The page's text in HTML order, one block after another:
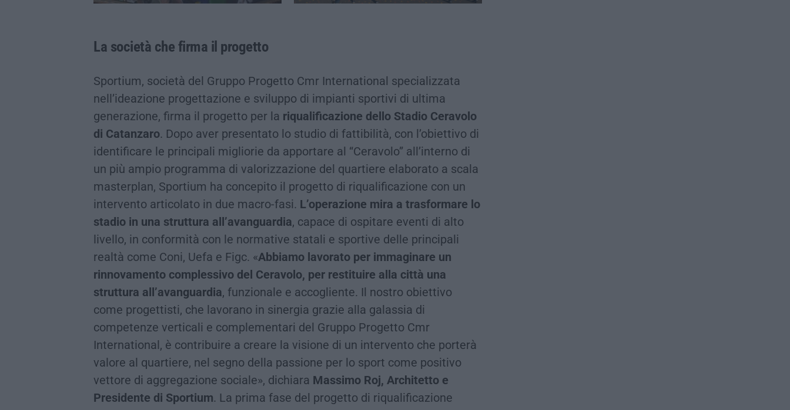
La società che firma il progetto
Sportium, società del Gruppo Progetto Cmr International specializzata
nell’ideazione progettazione e sviluppo di impianti sportivi di ultima
generazione, firma il progetto per la riqualificazione dello Stadio Ceravolo
di Catanzaro. Dopo aver presentato lo studio di fattibilità, con l’obiettivo di
identificare le principali migliorie da apportare al “Ceravolo” all’interno di
un più ampio programma di valorizzazione del quartiere elaborato a scala
masterplan, Sportium ha concepito il progetto di riqualificazione con un
intervento articolato in due macro-fasi. L’operazione mira a trasformare lo
stadio in una struttura all’avanguardia, capace di ospitare eventi di alto
livello, in conformità con le normative statali e sportive delle principali
realtà come Coni, Uefa e Figc. «Abbiamo lavorato per immaginare un
rinnovamento complessivo del Ceravolo, per restituire alla città una
struttura all’avanguardia, funzionale e accogliente. Il nostro obiettivo
come progettisti, che lavorano in sinergia grazie alla galassia di
competenze verticali e complementari del Gruppo Progetto Cmr
International, è contribuire a creare la visione di un intervento che porterà
valore al quartiere, nel segno della passione per lo sport come positivo
vettore di aggregazione sociale», dichiara Massimo Roj, Architetto e
Presidente di Sportium. La prima fase del progetto di riqualificazione